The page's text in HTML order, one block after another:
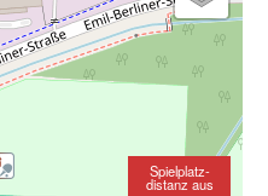
Spielplatz-
distanz aus